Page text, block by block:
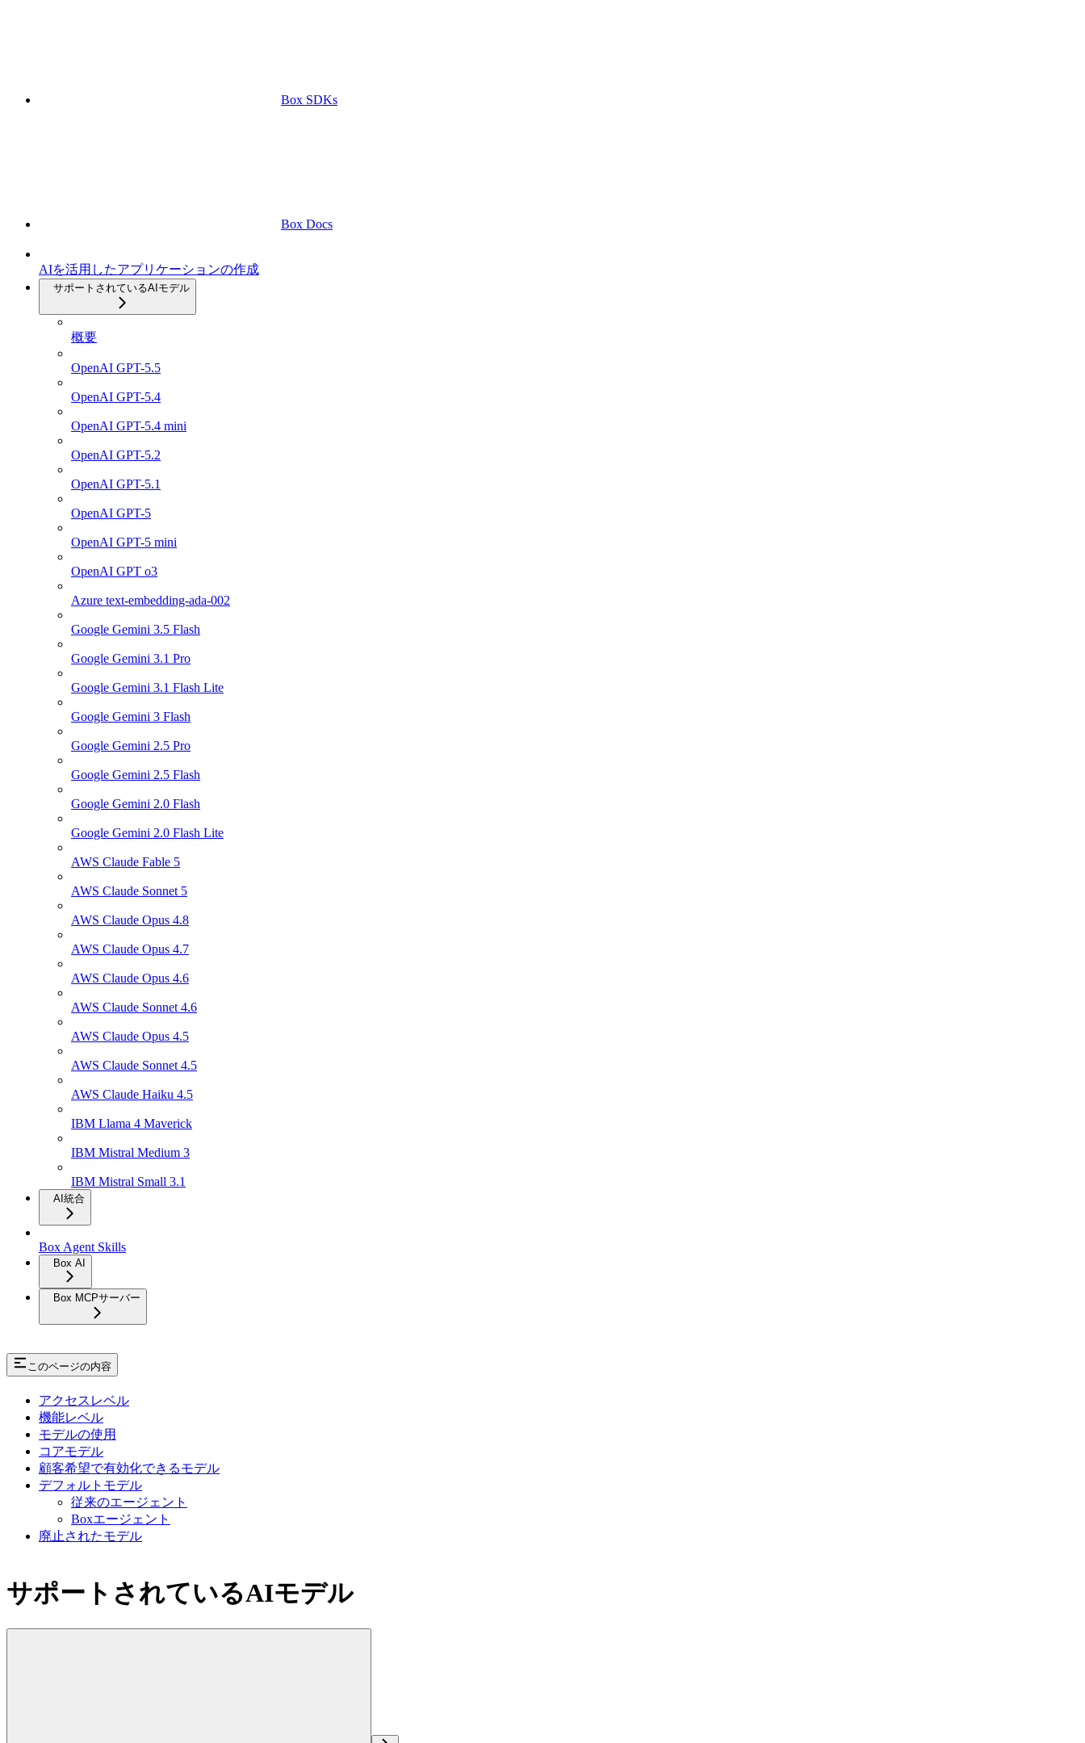
Box SDKs
Box Docs
AIを活用したアプリケーションの作成
サポートされているAIモデル
概要
OpenAI GPT-5.5
OpenAI GPT-5.4
OpenAI GPT-5.4 mini
OpenAI GPT-5.2
OpenAI GPT-5.1
OpenAI GPT-5
OpenAI GPT-5 mini
OpenAI GPT o3
Azure text-embedding-ada-002
Google Gemini 3.5 Flash
Google Gemini 3.1 Pro
Google Gemini 3.1 Flash Lite
Google Gemini 3 Flash
Google Gemini 2.5 Pro
Google Gemini 2.5 Flash
Google Gemini 2.0 Flash
Google Gemini 2.0 Flash Lite
AWS Claude Fable 5
AWS Claude Sonnet 5
AWS Claude Opus 4.8
AWS Claude Opus 4.7
AWS Claude Opus 4.6
AWS Claude Sonnet 4.6
AWS Claude Opus 4.5
AWS Claude Sonnet 4.5
AWS Claude Haiku 4.5
IBM Llama 4 Maverick
IBM Mistral Medium 3
IBM Mistral Small 3.1
AI統合
Box Agent Skills
Box AI
Box MCPサーバー
このページの内容
アクセスレベル
機能レベル
モデルの使用
コアモデル
顧客希望で有効化できるモデル
デフォルトモデル
従来のエージェント
Boxエージェント
廃止されたモデル
サポートされているAIモデル